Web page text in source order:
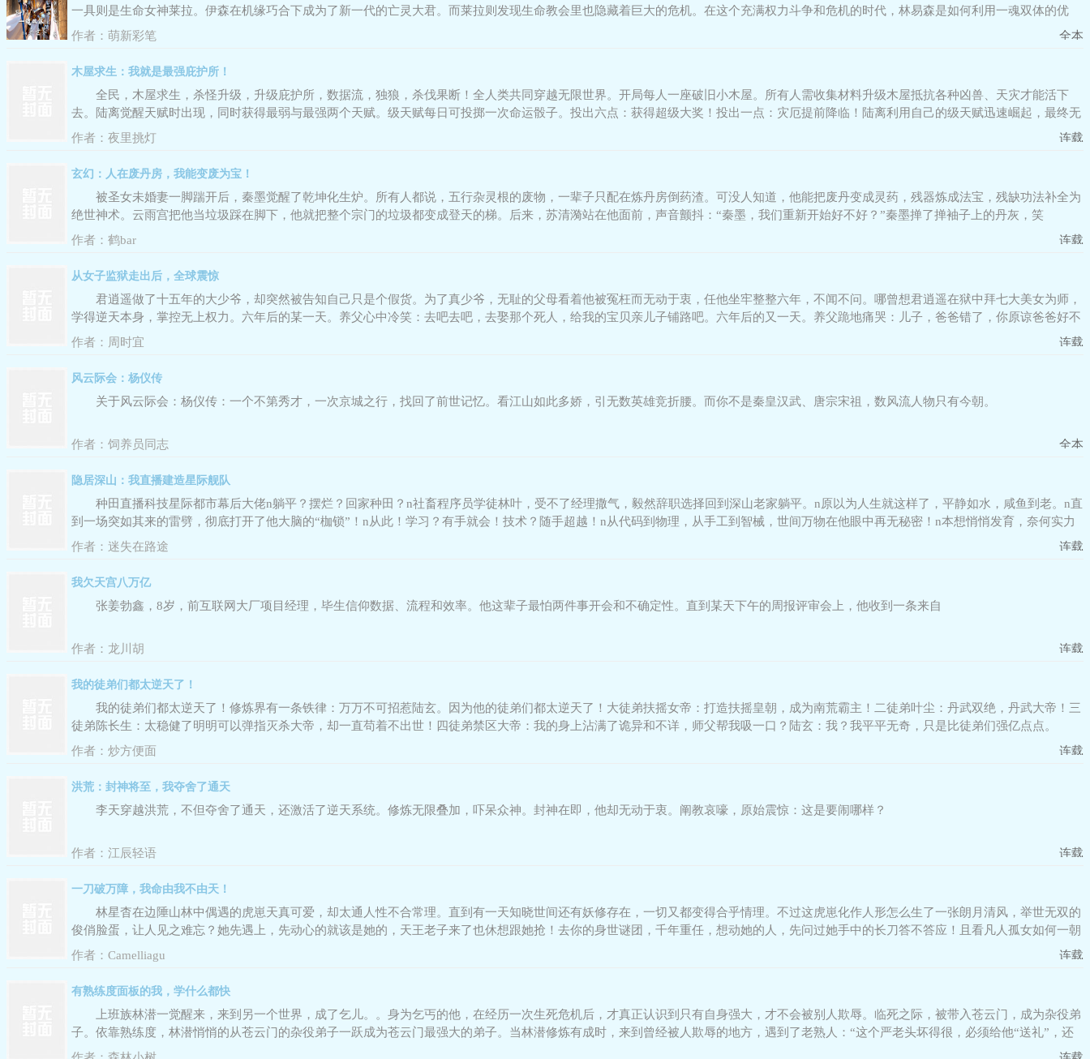
一具则是生命女神莱拉。伊森在机缘巧合下成为了新一代的亡灵大君。而莱拉则发现生命教会里也隐藏着巨大的危机。在这个充满权力斗争和危机的时代，林易森是如何利用一魂双体的优
势，操纵教会与亡灵两股敌对的势力，排除异己，巩固权力，最后攻略已成为圣殿
作者： 萌新彩笔 全本
木屋求生：我就是最强庇护所！
全民，木屋求生，杀怪升级，升级庇护所，数据流，独狼，杀伐果断！全人类共同穿越无限世界。开局每人一座破旧小木屋。所有人需收集材料升级木屋抵抗各种凶兽、天灾才能活下
去。陆离觉醒天赋时出现，同时获得最弱与最强两个天赋。级天赋每日可投掷一次命运骰子。投出六点：获得超级大奖！投出一点：灾厄提前降临！陆离利用自己的级天赋迅速崛起，最终无
敌。升级庇护所？有我在就是最强庇护所！
作者： 夜里挑灯 连载
玄幻：人在废丹房，我能变废为宝！
被圣女未婚妻一脚踹开后，秦墨觉醒了乾坤化生炉。所有人都说，五行杂灵根的废物，一辈子只配在炼丹房倒药渣。可没人知道，他能把废丹变成灵药，残器炼成法宝，残缺功法补全为
绝世神术。云雨宫把他当垃圾踩在脚下，他就把整个宗门的垃圾都变成登天的梯。后来，苏清漪站在他面前，声音颤抖：“秦墨，我们重新开始好不好？”秦墨掸了掸袖子上的丹灰，笑
了。“苏圣女，当年你的忘心诀，修完了吗？”你弃我如尘，我便让你亲眼看着，这
作者： 鹤bar 连载
从女子监狱走出后，全球震惊
君逍遥做了十五年的大少爷，却突然被告知自己只是个假货。为了真少爷，无耻的父母看着他被冤枉而无动于衷，任他坐牢整整六年，不闻不问。哪曾想君逍遥在狱中拜七大美女为师，
学得逆天本身，掌控无上权力。六年后的某一天。养父心中冷笑：去吧去吧，去娶那个死人，给我的宝贝亲儿子铺路吧。六年后的又一天。养父跪地痛哭：儿子，爸爸错了，你原谅爸爸好不
好？君逍遥冷笑摇头，还不忘记狠狠踩他几脚。
作者： 周时宜 连载
风云际会：杨仪传
关于风云际会：杨仪传：一个不第秀才，一次京城之行，找回了前世记忆。看江山如此多娇，引无数英雄竞折腰。而你不是秦皇汉武、唐宗宋祖，数风流人物只有今朝。
作者： 饲养员同志 全本
隐居深山：我直播建造星际舰队
种田直播科技星际都市幕后大佬n躺平？摆烂？回家种田？n社畜程序员学徒林叶，受不了经理撒气，毅然辞职选择回到深山老家躺平。n原以为人生就这样了，平静如水，咸鱼到老。n直
到一场突如其来的雷劈，彻底打开了他大脑的“枷锁”！n从此！学习？有手就会！技术？随手超越！n从代码到物理，从手工到智械，世间万物在他眼中再无秘密！n本想悄悄发育，奈何实力
不允许啊！搞个助手，结果成了网络之神n想自建别墅，反手弄出了地
作者： 迷失在路途 连载
我欠天宫八万亿
张姜勃鑫，8岁，前互联网大厂项目经理，毕生信仰数据、流程和效率。他这辈子最怕两件事开会和不确定性。直到某天下午的周报评审会上，他收到一条来自
作者： 龙川胡 连载
我的徒弟们都太逆天了！
我的徒弟们都太逆天了！修炼界有一条铁律：万万不可招惹陆玄。因为他的徒弟们都太逆天了！大徒弟扶摇女帝：打造扶摇皇朝，成为南荒霸主！二徒弟叶尘：丹武双绝，丹武大帝！三
徒弟陈长生：太稳健了明明可以弹指灭杀大帝，却一直苟着不出世！四徒弟禁区大帝：我的身上沾满了诡异和不详，师父帮我吸一口？陆玄：我？我平平无奇，只是比徒弟们强亿点点。
作者： 炒方便面 连载
洪荒：封神将至，我夺舍了通天
李天穿越洪荒，不但夺舍了通天，还激活了逆天系统。修炼无限叠加，吓呆众神。封神在即，他却无动于衷。阐教哀嚎，原始震惊：这是要闹哪样？
作者： 江辰轻语 连载
一刀破万障，我命由我不由天！
林星杳在边陲山林中偶遇的虎崽天真可爱，却太通人性不合常理。直到有一天知晓世间还有妖修存在，一切又都变得合乎情理。不过这虎崽化作人形怎么生了一张朗月清风，举世无双的
俊俏脸蛋，让人见之难忘？她先遇上，先动心的就该是她的，天王老子来了也休想跟她抢！去你的身世谜团，千年重任，想动她的人，先问过她手中的长刀答不答应！且看凡人孤女如何一朝
以武入道，踏上渺茫修仙路。大道无情，命不由己，我偏不信！以我手中长刀，
作者： Camelliagu 连载
有熟练度面板的我，学什么都快
上班族林潜一觉醒来，来到另一个世界，成了乞儿。。身为乞丐的他，在经历一次生死危机后，才真正认识到只有自身强大，才不会被别人欺辱。临死之际，被带入苍云门，成为杂役弟
子。依靠熟练度，林潜悄悄的从苍云门的杂役弟子一跃成为苍云门最强大的弟子。当林潜修炼有成时，来到曾经被人欺辱的地方，遇到了老熟人：“这个严老头坏得很，必须给他“送礼”，还
得多送几次。”......正当林潜摩拳擦掌，准备参加青云境十年一次的